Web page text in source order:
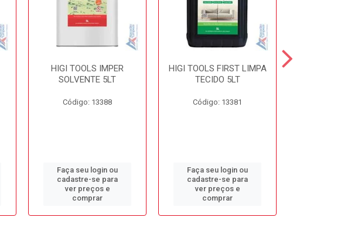
HIGI TOOLS IMPER
SOLVENTE 5LT
Código: 13388
Faça seu login ou
cadastre-se para
ver preços e
comprar
HIGI TOOLS FIRST LIMPA
TECIDO 5LT
Código: 13381
Faça seu login ou
cadastre-se para
ver preços e
comprar